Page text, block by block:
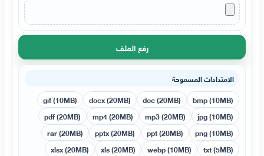
رفع الملف
الامتدادات المسموحة
bmp (10MB)
doc (20MB)
docx (20MB)
gif (10MB)
jpg (10MB)
mp3 (20MB)
mp4 (20MB)
pdf (20MB)
png (10MB)
ppt (20MB)
pptx (20MB)
rar (20MB)
txt (5MB)
webp (10MB)
xls (20MB)
xlsx (20MB)